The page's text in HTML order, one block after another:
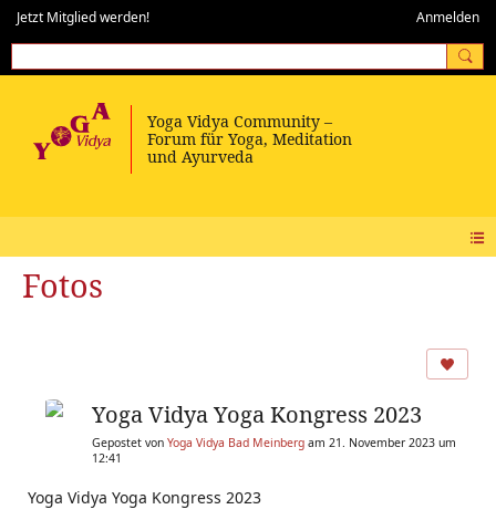
Jetzt Mitglied werden! Anmelden
Fotos
Yoga Vidya Yoga Kongress 2023
Gepostet von Yoga Vidya Bad Meinberg am 21. November 2023 um
12:41
Yoga Vidya Yoga Kongress 2023